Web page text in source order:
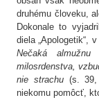
druhému človeku,
Dokonale to
diela „Apologetik“,
Nečaká
milosrdenstva,
nie strachu (s. 39,
niekomu pomôcť,